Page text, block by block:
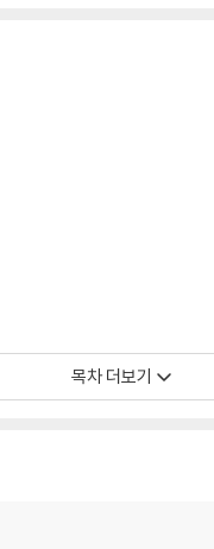
목차 더보기